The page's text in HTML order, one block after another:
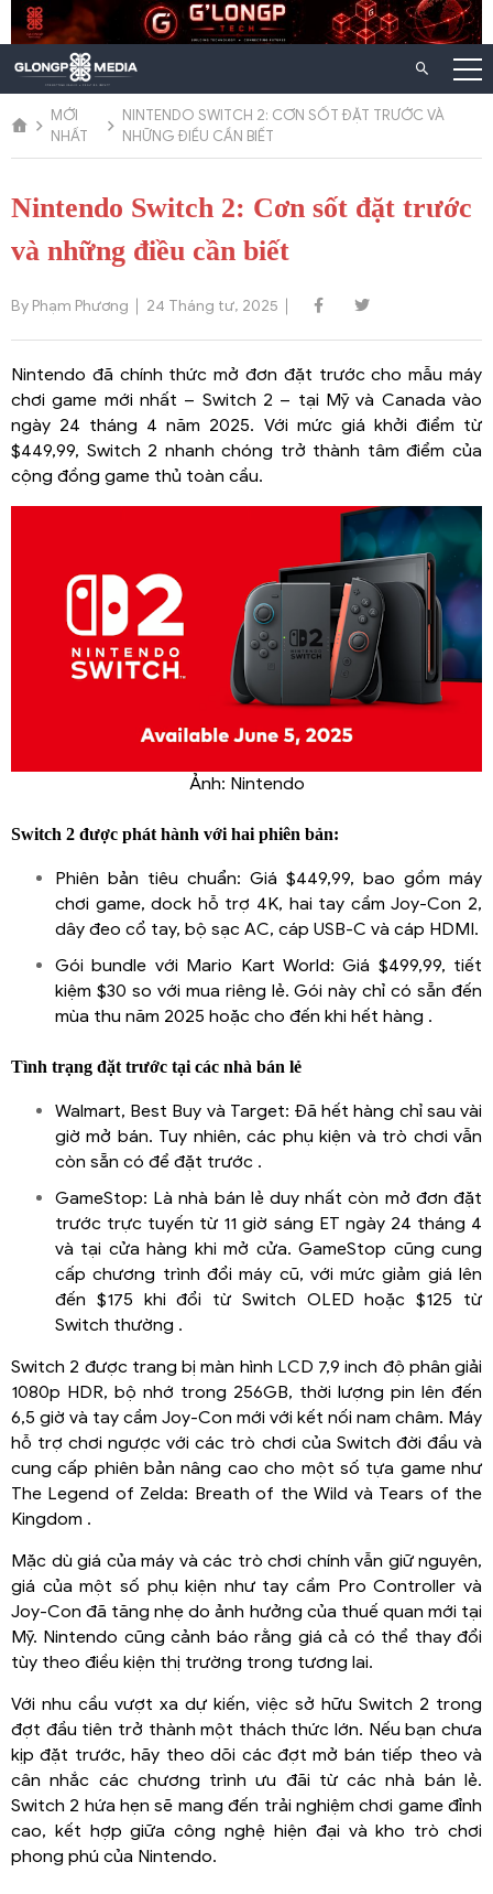
Chuyển
đến
dung
MỚI
NHẤT
NINTENDO SWITCH 2: CƠN SỐT ĐẶT TRƯỚC VÀ
NHỮNG ĐIỀU CẦN BIẾT
Nintendo Switch 2: Cơn sốt đặt trước
và những điều cần biết
By Phạm Phương 24 Tháng tư, 2025
Nintendo đã chính thức mở đơn đặt trước cho mẫu máy
chơi game mới nhất – Switch 2 – tại Mỹ và Canada vào
ngày 24 tháng 4 năm 2025. Với mức giá khởi điểm từ
$449,99, Switch 2 nhanh chóng trở thành tâm điểm của
cộng đồng game thủ toàn cầu.
Ảnh: Nintendo
Switch 2 được phát hành với hai phiên bản:
Phiên bản tiêu chuẩn: Giá $449,99, bao gồm máy
chơi game, dock hỗ trợ 4K, hai tay cầm Joy-Con 2,
dây đeo cổ tay, bộ sạc AC, cáp USB-C và cáp HDMI.
Gói bundle với Mario Kart World: Giá $499,99, tiết
kiệm $30 so với mua riêng lẻ. Gói này chỉ có sẵn đến
mùa thu năm 2025 hoặc cho đến khi hết hàng .
Tình trạng đặt trước tại các nhà bán lẻ
Walmart, Best Buy và Target: Đã hết hàng chỉ sau vài
giờ mở bán. Tuy nhiên, các phụ kiện và trò chơi vẫn
còn sẵn có để đặt trước .
GameStop: Là nhà bán lẻ duy nhất còn mở đơn đặt
trước trực tuyến từ 11 giờ sáng ET ngày 24 tháng 4
và tại cửa hàng khi mở cửa. GameStop cũng cung
cấp chương trình đổi máy cũ, với mức giảm giá lên
đến $175 khi đổi từ Switch OLED hoặc $125 từ
Switch thường .
Switch 2 được trang bị màn hình LCD 7,9 inch độ phân giải
1080p HDR, bộ nhớ trong 256GB, thời lượng pin lên đến
6,5 giờ và tay cầm Joy-Con mới với kết nối nam châm. Máy
hỗ trợ chơi ngược với các trò chơi của Switch đời đầu và
cung cấp phiên bản nâng cao cho một số tựa game như
The Legend of Zelda: Breath of the Wild và Tears of the
Kingdom .
Mặc dù giá của máy và các trò chơi chính vẫn giữ nguyên,
giá của một số phụ kiện như tay cầm Pro Controller và
Joy-Con đã tăng nhẹ do ảnh hưởng của thuế quan mới tại
Mỹ. Nintendo cũng cảnh báo rằng giá cả có thể thay đổi
tùy theo điều kiện thị trường trong tương lai.
Với nhu cầu vượt xa dự kiến, việc sở hữu Switch 2 trong
đợt đầu tiên trở thành một thách thức lớn. Nếu bạn chưa
kịp đặt trước, hãy theo dõi các đợt mở bán tiếp theo và
cân nhắc các chương trình ưu đãi từ các nhà bán lẻ.
Switch 2 hứa hẹn sẽ mang đến trải nghiệm chơi game đỉnh
cao, kết hợp giữa công nghệ hiện đại và kho trò chơi
phong phú của Nintendo.